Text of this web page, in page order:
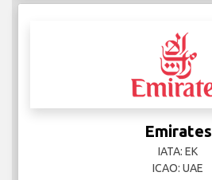
Emirates
IATA: EK
ICAO: UAE